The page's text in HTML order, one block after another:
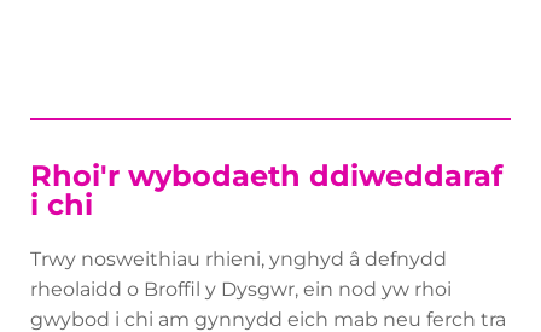
Rhoi'r wybodaeth ddiweddaraf
i chi
Trwy nosweithiau rhieni, ynghyd â defnydd
rheolaidd o Broffil y Dysgwr, ein nod yw rhoi
gwybod i chi am gynnydd eich mab neu ferch tra